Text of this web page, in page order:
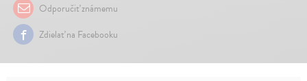
Odporučiť známemu
Zdielať na Facebooku